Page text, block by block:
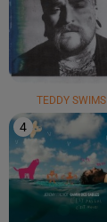
TEDDY SWIMS
4